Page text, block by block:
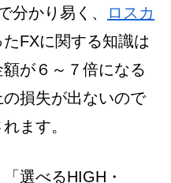
分かり易く、
ロスカ
たFXに関する知識は
が６～７倍になる
損失が出ないので
ます。
選べるHIGH・